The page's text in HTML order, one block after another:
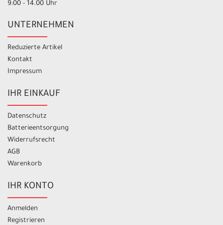
9:00 - 14.00 Uhr
UNTERNEHMEN
Reduzierte Artikel
Kontakt
Impressum
IHR EINKAUF
Datenschutz
Batterieentsorgung
Widerrufsrecht
AGB
Warenkorb
IHR KONTO
Anmelden
Registrieren